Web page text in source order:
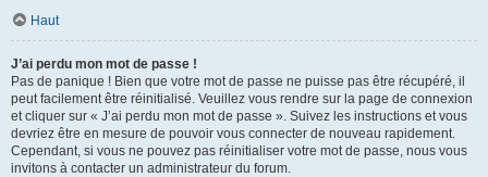
Haut
J’ai perdu mon mot de passe !
Pas de panique ! Bien que votre mot de passe ne puisse pas être récupéré, il
peut facilement être réinitialisé. Veuillez vous rendre sur la page de connexion
et cliquer sur « J’ai perdu mon mot de passe ». Suivez les instructions et vous
devriez être en mesure de pouvoir vous connecter de nouveau rapidement.
Cependant, si vous ne pouvez pas réinitialiser votre mot de passe, nous vous
invitons à contacter un administrateur du forum.